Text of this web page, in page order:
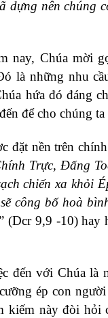
dựng nên chúng
nay, Chúa mời
là những nhu
hứa đó đáng
để cho chúng
đặt nền trên
Trực, Đấng
chiến xa khỏi
công bố hoà
(Dcr 9,9 -10)hay
đến với Chúa
ép con
kiếm này đòi hỏi